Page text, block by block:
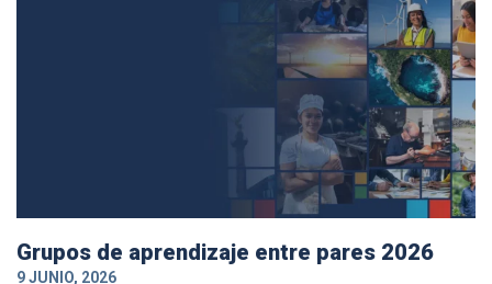
Grupos de aprendizaje entre pares 2026
9 JUNIO, 2026